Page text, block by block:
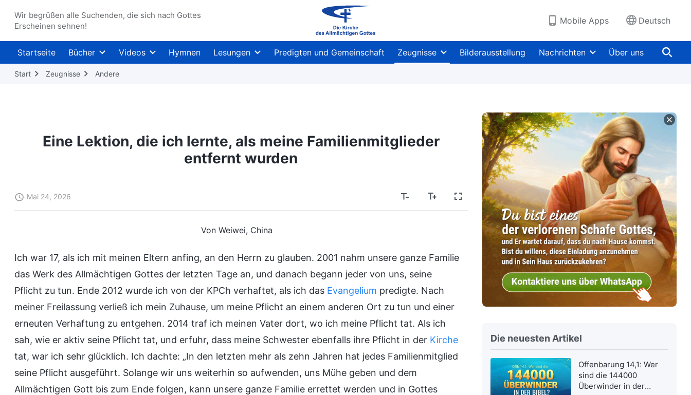
Wir begrüßen alle Suchenden, die sich nach Gottes
Erscheinen sehnen!
Mobile Apps Deutsch
Startseite Bücher Videos Hymnen Lesungen Predigten und Gemeinschaft Zeugnisse Bilderausstellung Nachrichten Über uns
Start Zeugnisse Andere
Eine Lektion, die ich lernte, als meine Familienmitglieder
entfernt wurden
Mai 24, 2026
Von Weiwei, China
Ich war 17, als ich mit meinen Eltern anfing, an den Herrn zu glauben. 2001 nahm unsere ganze Familie
das Werk des Allmächtigen Gottes der letzten Tage an, und danach begann jeder von uns, seine
Pflicht zu tun. Ende 2012 wurde ich von der KPCh verhaftet, als ich das Evangelium predigte. Nach
meiner Freilassung verließ ich mein Zuhause, um meine Pflicht an einem anderen Ort zu tun und einer
erneuten Verhaftung zu entgehen. 2014 traf ich meinen Vater dort, wo ich meine Pflicht tat. Als ich
sah, wie er aktiv seine Pflicht tat, und erfuhr, dass meine Schwester ebenfalls ihre Pflicht in der Kirche
tat, war ich sehr glücklich. Ich dachte: „In den letzten mehr als zehn Jahren hat jedes Familienmitglied
seine Pflicht ausgeführt. Solange wir uns weiterhin so aufwenden, uns Mühe geben und dem
Allmächtigen Gott bis zum Ende folgen, kann unsere ganze Familie errettet werden und in Gottes
Die neuesten Artikel
Offenbarung 14,1: Wer
sind die 144000
Überwinder in der